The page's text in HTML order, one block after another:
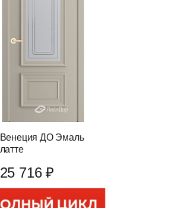
Венеция ДО Эмаль
латте
25 716 ₽